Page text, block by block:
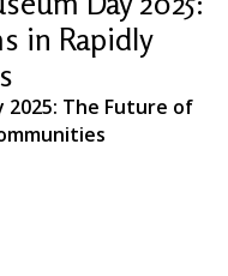
in Rapidly
2025: The Future of